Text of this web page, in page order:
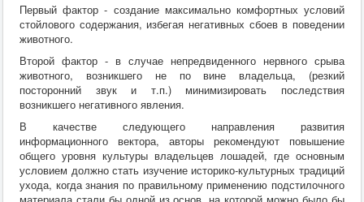
Первый фактор - создание максимально комфортных условий
стойлового содержания, избегая негативных сбоев в поведении
животного.
Второй фактор - в случае непредвиденного нервного срыва
животного, возникшего не по вине владельца, (резкий
посторонний звук и т.п.) минимизировать последствия
возникшего негативного явления.
В качестве следующего направления развития
информационного вектора, авторы рекомендуют повышение
общего уровня культуры владельцев лошадей, где основным
условием должно стать изучение историко-культурных традиций
ухода, когда знания по правильному применению подстилочного
материала стали бы одной из основ, на которой можно было бы